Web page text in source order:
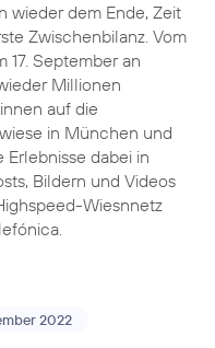
wieder dem Ende, Zeit
Zwischenbilanz. Vom
17. September an
Millionen
auf die
in München und
Erlebnisse dabei in
Bildern und Videos
Wiesnnetz
2022